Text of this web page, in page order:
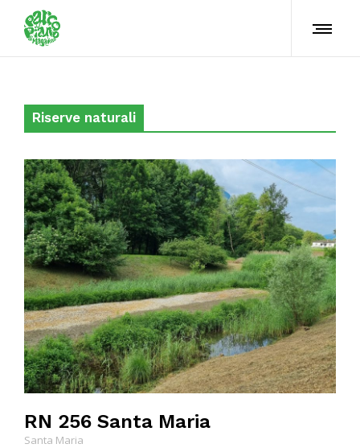
Riserve naturali
RN 256 Santa Maria
Santa Maria